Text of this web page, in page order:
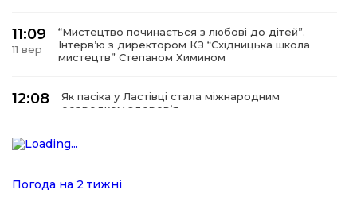
11:09
11 вер
“Мистецтво починається з любові до дітей”.
Інтерв’ю з директором КЗ “Східницька школа
мистецтв” Степаном Химином
12:08
Як пасіка у Ластівці стала міжнародним
осередком здоров’я
15 лип
“Респект — Гаївка”
Погода на 2 тижні